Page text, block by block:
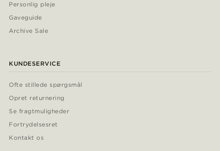
Personlig pleje
Gaveguide
Archive Sale
KUNDESERVICE
Ofte stillede spørgsmål
Opret returnering
Se fragtmuligheder
Fortrydelsesret
Kontakt os